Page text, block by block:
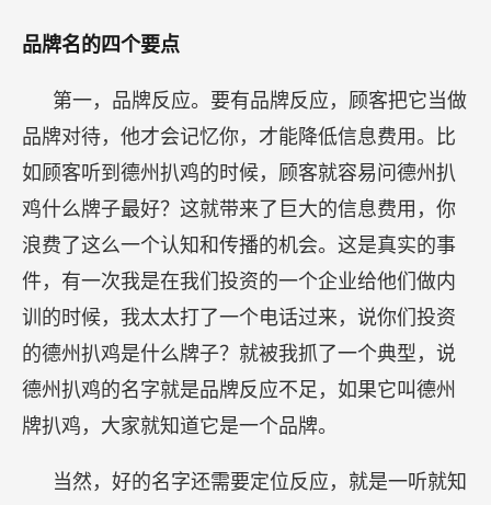
品牌名的四个要点
第一，品牌反应。要有品牌反应，顾客把它当做
品牌对待，他才会记忆你，才能降低信息费用。比
如顾客听到德州扒鸡的时候，顾客就容易问德州扒
鸡什么牌子最好？这就带来了巨大的信息费用，你
浪费了这么一个认知和传播的机会。这是真实的事
件，有一次我是在我们投资的一个企业给他们做内
训的时候，我太太打了一个电话过来，说你们投资
的德州扒鸡是什么牌子？就被我抓了一个典型，说
德州扒鸡的名字就是品牌反应不足，如果它叫德州
牌扒鸡，大家就知道它是一个品牌。
当然，好的名字还需要定位反应，就是一听就知